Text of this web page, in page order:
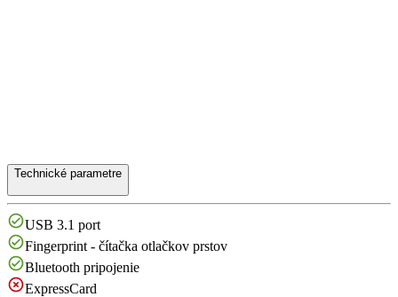
Technické parametre
USB 3.1 port
Fingerprint - čítačka otlačkov prstov
Bluetooth pripojenie
ExpressCard